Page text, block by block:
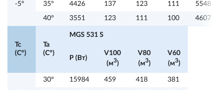
-5° 35° 4426 137 123 111 5548
40° 3551 123 111 100 4607
Tc
(C°)
Ta
(C°)
MGS 531 S
P (Вт)
V100
(м3)
V80
(м3)
V60
(м3)
30° 15984 459 418 381